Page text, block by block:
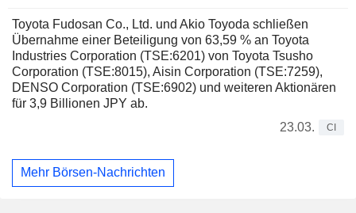
Toyota Fudosan Co., Ltd. und Akio Toyoda schließen
Übernahme einer Beteiligung von 63,59 % an Toyota
Industries Corporation (TSE:6201) von Toyota Tsusho
Corporation (TSE:8015), Aisin Corporation (TSE:7259),
DENSO Corporation (TSE:6902) und weiteren Aktionären
für 3,9 Billionen JPY ab.
23.03.
CI
Mehr Börsen-Nachrichten